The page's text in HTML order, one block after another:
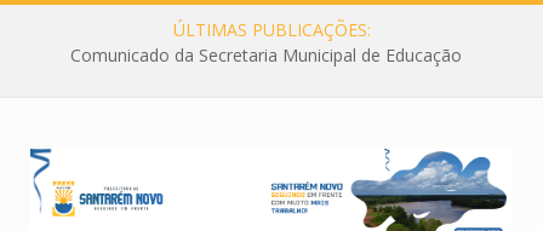
ÚLTIMAS PUBLICAÇÕES:
Comunicado da Secretaria Municipal de Educação